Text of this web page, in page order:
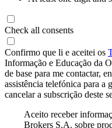
Check all consents
Confirmo que li e aceitei os
Informação e Educação da
de base para me contactar,
assistência telefónica para a
cancelar a subscrição deste
Aceito receber
Brokers S.A. sobre